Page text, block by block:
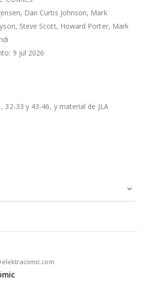
Dan Curtis Johnson, Mark
Steve Scott, Howard Porter, Mark
9 jul 2026
32-33 y 43-46, y material de JLA